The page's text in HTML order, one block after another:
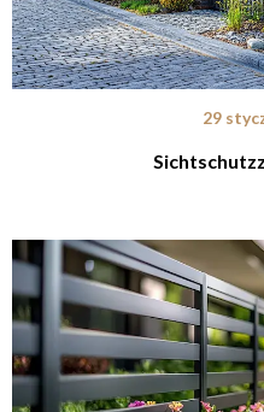
29